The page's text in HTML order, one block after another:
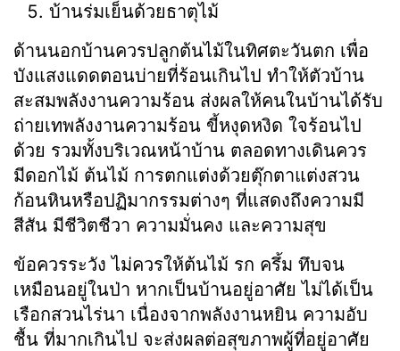
บ้านร่มเย็นด้วยธาตุไม้
ด้านนอกบ้านควรปลูกต้นไม้ในทิศตะวันตก เพื่อ
บังแสงแดดตอนบ่ายที่ร้อนเกินไป ทำให้ตัวบ้าน
สะสมพลังงานความร้อน ส่งผลให้คนในบ้านได้รับ
ถ่ายเทพลังงานความร้อน ขี้หงุดหงิด ใจร้อนไป
ด้วย รวมทั้งบริเวณหน้าบ้าน ตลอดทางเดินควร
มีดอกไม้ ต้นไม้ การตกแต่งด้วยตุ๊กตาแต่งสวน
ก้อนหินหรือปฏิมากรรมต่างๆ ที่แสดงถึงความมี
สีสัน มีชีวิตชีวา ความมั่นคง และความสุข
ข้อควรระวัง ไม่ควรให้ต้นไม้ รก ครึ้ม ทึบจน
เหมือนอยู่ในป่า หากเป็นบ้านอยู่อาศัย ไม่ได้เป็น
เรือกสวนไร่นา เนื่องจากพลังงานหยิน ความอับ
ชื้น ที่มากเกินไป จะส่งผลต่อสุขภาพผู้ที่อยู่อาศัย